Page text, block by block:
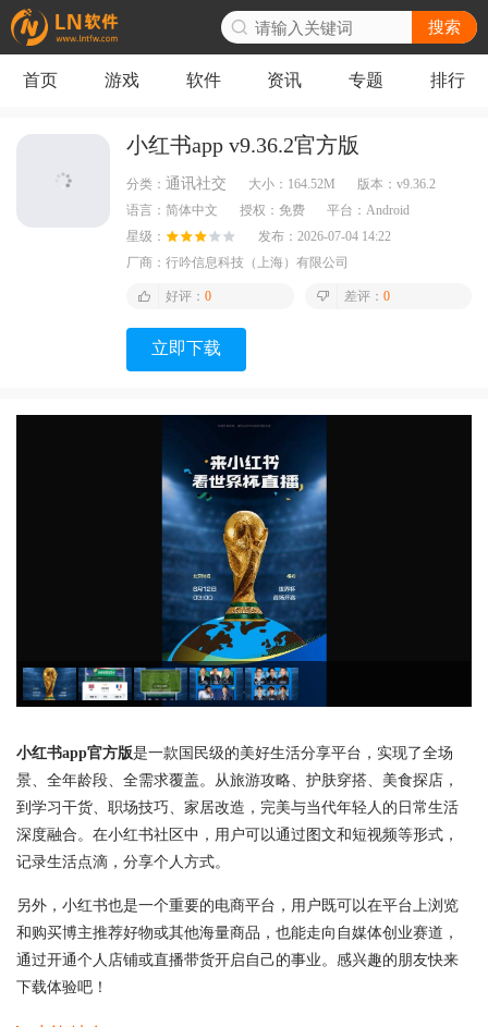
搜索
首页 游戏 软件 资讯 专题 排行
小红书app v9.36.2官方版
分类： 通讯社交 大小： 164.52M 版本： v9.36.2
语言： 简体中文 授权： 免费 平台： Android
星级：
发布： 2026-07-04 14:22
厂商： 行吟信息科技（上海）有限公司
好评： 0 差评： 0
立即下载
小红书app官方版是一款国民级的美好生活分享平台，实现了全场
景、全年龄段、全需求覆盖。从旅游攻略、护肤穿搭、美食探店，
到学习干货、职场技巧、家居改造，完美与当代年轻人的日常生活
深度融合。在小红书社区中，用户可以通过图文和短视频等形式，
记录生活点滴，分享个人方式。
另外，小红书也是一个重要的电商平台，用户既可以在平台上浏览
和购买博主推荐好物或其他海量商品，也能走向自媒体创业赛道，
通过开通个人店铺或直播带货开启自己的事业。感兴趣的朋友快来
下载体验吧！